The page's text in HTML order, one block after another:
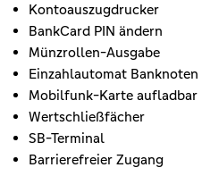
Kontoauszugdrucker
BankCard PIN ändern
Münzrollen-Ausgabe
Einzahlautomat
Mobilfunk-Karte aufladbar
Wertschließfächer
SB-Terminal
Barrierefreier Zugang